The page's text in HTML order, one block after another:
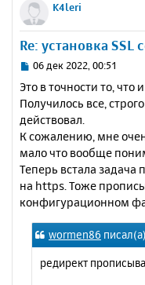
K4leri
Re: установка SSL
С
о
б
щ
е
н
е
06 дек 2022, 00:51
Это в точности то,
Получилось все,
действовал.
К сожалению, мне
мало что вообще
Теперь встала
на https. Тоже
конфигурационном
wormen86
редирект